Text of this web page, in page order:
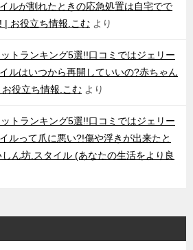
ルが割れたときの応急処置は自宅でで
| お役立ち情報.こむ より
トランキング5選!!口コミではジェリー
ルはいつから再開していいの?赤ちゃん
役立ち情報.こむ より
トランキング5選!!口コミではジェリー
ルって爪に悪い?!傷や浮きが出来たと
ん坊.スタイル (あなたの生活をより良